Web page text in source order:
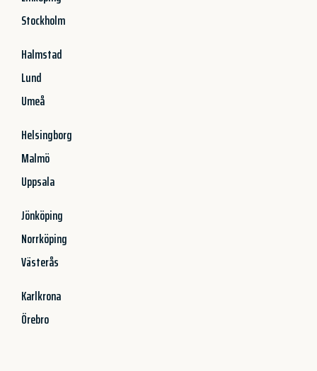
Stockholm
Halmstad
Lund
Umeå
Helsingborg
Malmö
Uppsala
Jönköping
Norrköping
Västerås
Karlkrona
Örebro